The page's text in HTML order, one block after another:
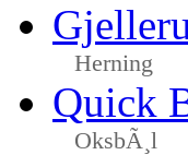
Herning
Quick
OksbÃ¸l